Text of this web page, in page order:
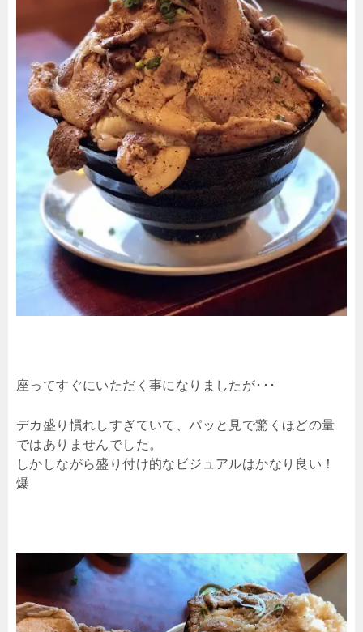
座ってすぐにいただく事になりましたが･･･
デカ盛り慣れしすぎていて、パッと見で驚くほどの量
ではありませんでした。
しかしながら盛り付け的なビジュアルはかなり良い！
爆